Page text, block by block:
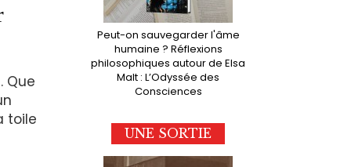
Que
toile
Peut-on sauvegarder l'âme
humaine ? Réflexions
philosophiques autour de Elsa
Malt : L’Odyssée des
Consciences
UNE SORTIE